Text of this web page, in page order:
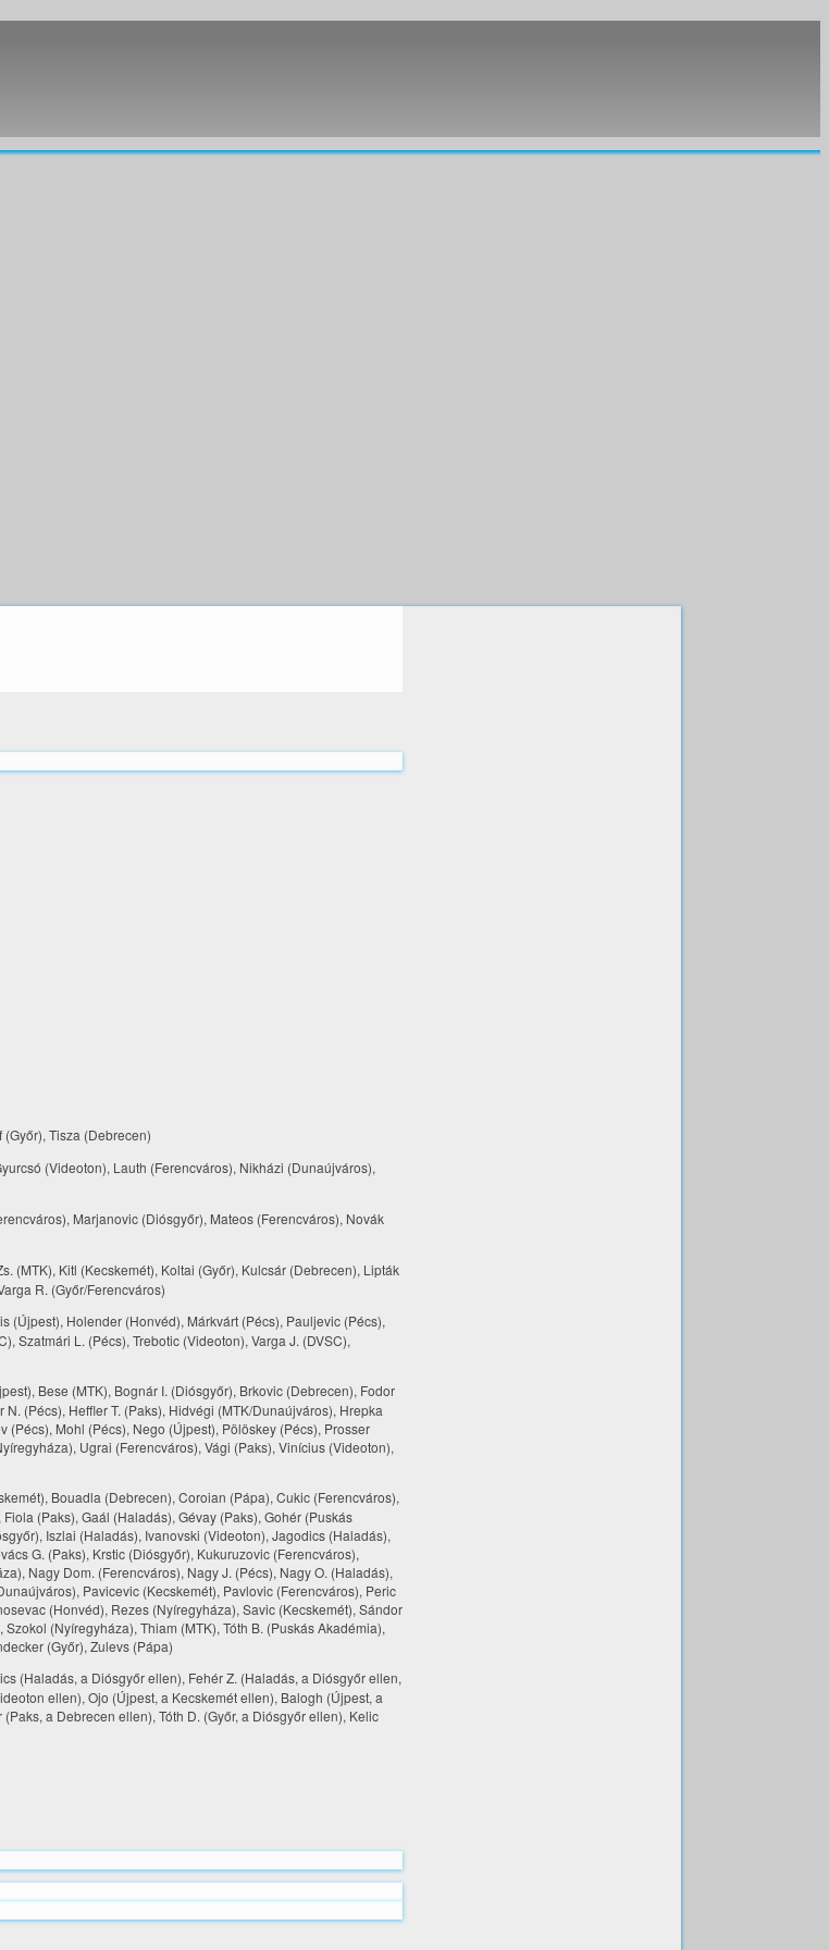
Tisza (Debrecen)
(Videoton), Lauth (Ferencváros), Nikházi (Dunaújváros),
Marjanovic (Diósgyőr), Mateos (Ferencváros), Novák
(MTK), Kitl (Kecskemét), Koltai (Győr), Kulcsár (Debrecen), Lipták
R. (Győr/Ferencváros)
(Újpest), Holender (Honvéd), Márkvárt (Pécs), Pauljevic (Pécs),
Szatmári L. (Pécs), Trebotic (Videoton), Varga J. (DVSC),
Bese (MTK), Bognár I. (Diósgyőr), Brkovic (Debrecen), Fodor
(Pécs), Heffler T. (Paks), Hidvégi (MTK/Dunaújváros), Hrepka
Mohl (Pécs), Nego (Újpest), Pölöskey (Pécs), Prosser
Ugrai (Ferencváros), Vági (Paks), Vinícius (Videoton),
Bouadla (Debrecen), Coroian (Pápa), Cukic (Ferencváros),
(Paks), Gaál (Haladás), Gévay (Paks), Gohér (Puskás
Iszlai (Haladás), Ivanovski (Videoton), Jagodics (Haladás),
G. (Paks), Krstic (Diósgyőr), Kukuruzovic (Ferencváros),
Nagy Dom. (Ferencváros), Nagy J. (Pécs), Nagy O. (Haladás),
Pavicevic (Kecskemét), Pavlovic (Ferencváros), Peric
(Honvéd), Rezes (Nyíregyháza), Savic (Kecskemét), Sándor
(Nyíregyháza), Thiam (MTK), Tóth B. (Puskás Akadémia),
(Győr), Zulevs (Pápa)
(Haladás, a Diósgyőr ellen), Fehér Z. (Haladás, a Diósgyőr ellen,
ellen), Ojo (Újpest, a Kecskemét ellen), Balogh (Újpest, a
a Debrecen ellen), Tóth D. (Győr, a Diósgyőr ellen), Kelic